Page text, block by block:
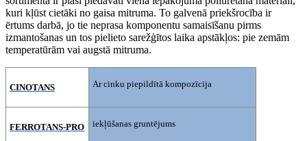
kuri kļūst cietāki no gaisa mitruma. To galvenā priekšrocība ir
ērtums darbā, jo tie neprasa komponentu samaisīšanu pirms
izmantošanas un tos pielieto sarežģītos laika apstākļos: pie zemām
temperatūrām vai augstā mitruma.
CINOTANS Ar cinku piepildītā kompozīcija
FERROTANS-PRO iekļūšanas gruntējums